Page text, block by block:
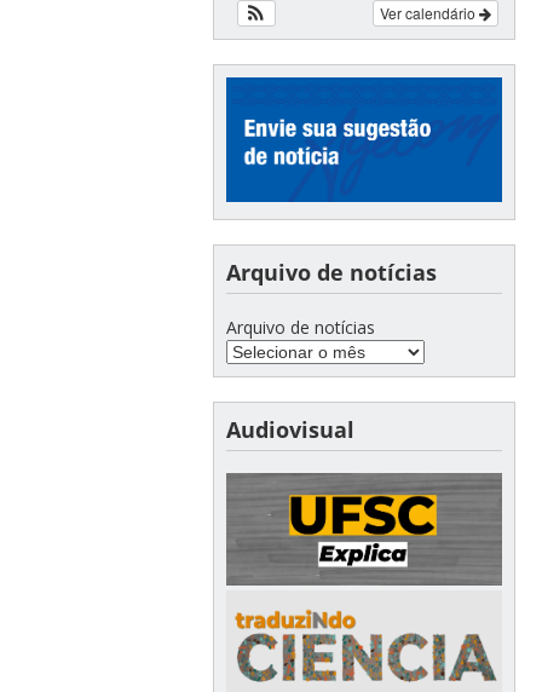
Ver calendário
Arquivo de notícias
Arquivo de notícias
Audiovisual